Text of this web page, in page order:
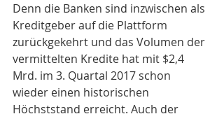
Denn die Banken sind inzwischen als
Kreditgeber auf die Plattform
zurückgekehrt und das Volumen der
vermittelten Kredite hat mit $2,4
Mrd. im 3. Quartal 2017 schon
wieder einen historischen
Höchststand erreicht. Auch der